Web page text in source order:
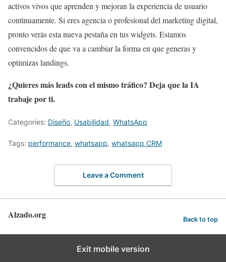
activos vivos que aprenden y mejoran la experiencia de usuario
continuamente. Si eres agencia o profesional del marketing digital,
pronto verás esta nueva pestaña en tus widgets. Estamos
convencidos de que va a cambiar la forma en que generas y
optimizas landings.
¿Quieres más leads con el mismo tráfico? Deja que la IA
trabaje por ti.
Categories: Diseño, Usabilidad, WhatsApp
Tags: performance, whatsapp, whatsapp CRM
Leave a Comment
Alzado.org Back to top
Exit mobile version